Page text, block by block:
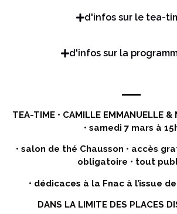
d'infos sur le tea-
d'infos sur la
TEA-TIME • CAMILLE EMMANUELLE &
• samedi 7 mars à
• salon de thé Chausson • accès
obligatoire • tout
• dédicaces à la Fnac à l’issue
DANS LA LIMITE DES PLACES